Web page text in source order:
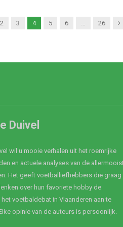
2 3 4 5 6 26
Duivel
wil u mooie verhalen uit het roemrijke
en actuele analyses van de
Het geeft voetballiefhebbers die graag
over hun favoriete hobby de
voetbaldebat in Vlaanderen aan te
opinie van de auteurs is persoonlijk.